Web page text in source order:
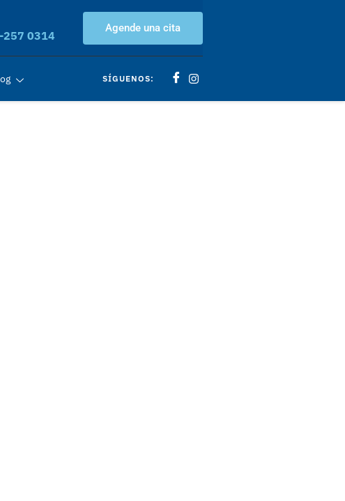
257 0314
Agende una cita
SÍGUENOS: